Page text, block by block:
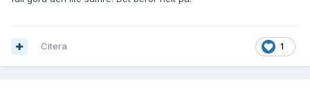
1
Citera